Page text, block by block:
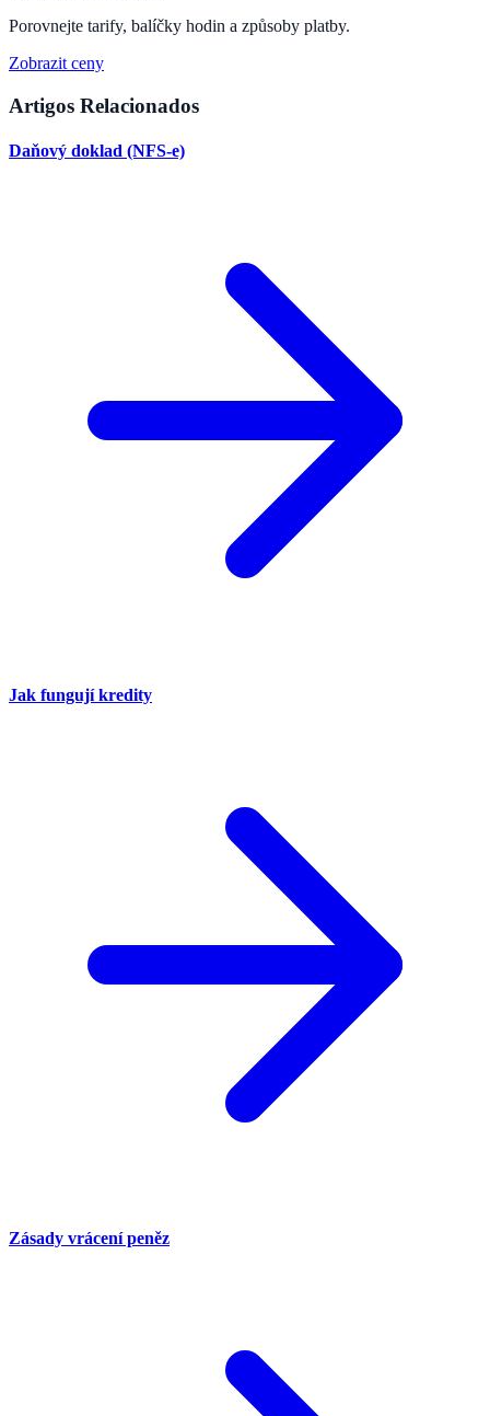
Porovnejte tarify, balíčky hodin a způsoby platby.
Zobrazit ceny
Artigos Relacionados
Daňový doklad (NFS-e)
Jak fungují kredity
Zásady vrácení peněz